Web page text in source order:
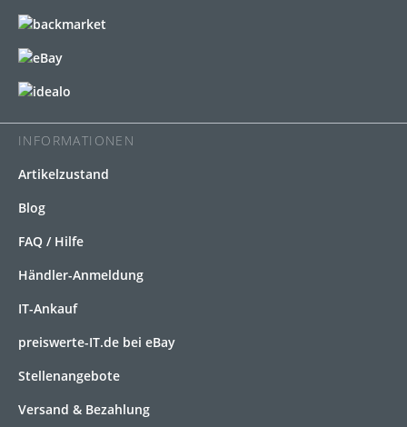
INFORMATIONEN
Artikelzustand
Blog
FAQ / Hilfe
Händler-Anmeldung
IT-Ankauf
preiswerte-IT.de bei eBay
Stellenangebote
Versand & Bezahlung